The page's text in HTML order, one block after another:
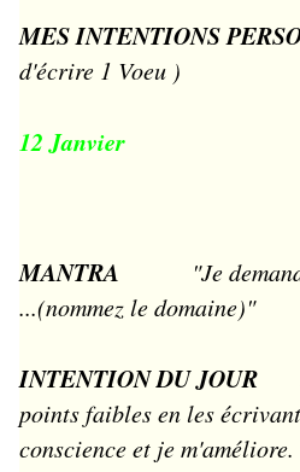
MES INTENTIONS
d'écrire 1 Voeu )
12 Janvier
MANTRA
"Je
...(nommez le domaine)"
INTENTION DU JOUR
points faibles en les
conscience et je m'améliore.